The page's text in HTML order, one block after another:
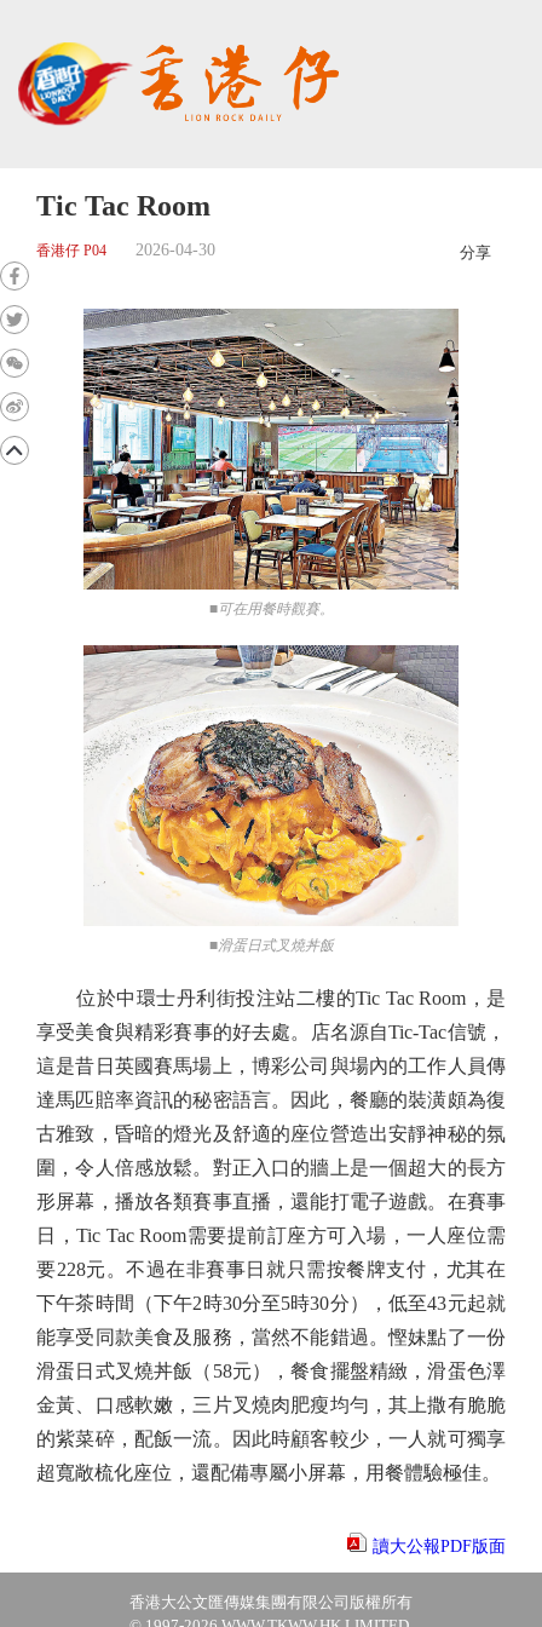
Tic Tac Room
香港仔 P04 2026-04-30 分享
■可在用餐時觀賽。
■滑蛋日式叉燒丼飯
位於中環士丹利街投注站二樓的Tic Tac Room，是
享受美食與精彩賽事的好去處。店名源自Tic-Tac信號，
這是昔日英國賽馬場上，博彩公司與場內的工作人員傳
達馬匹賠率資訊的秘密語言。因此，餐廳的裝潢頗為復
古雅致，昏暗的燈光及舒適的座位營造出安靜神秘的氛
圍，令人倍感放鬆。對正入口的牆上是一個超大的長方
形屏幕，播放各類賽事直播，還能打電子遊戲。在賽事
日，Tic Tac Room需要提前訂座方可入場，一人座位需
要228元。不過在非賽事日就只需按餐牌支付，尤其在
下午茶時間（下午2時30分至5時30分），低至43元起就
能享受同款美食及服務，當然不能錯過。慳妹點了一份
滑蛋日式叉燒丼飯（58元），餐食擺盤精緻，滑蛋色澤
金黃、口感軟嫩，三片叉燒肉肥瘦均勻，其上撒有脆脆
的紫菜碎，配飯一流。因此時顧客較少，一人就可獨享
超寬敞梳化座位，還配備專屬小屏幕，用餐體驗極佳。
讀大公報PDF版面
香港大公文匯傳媒集團有限公司版權所有